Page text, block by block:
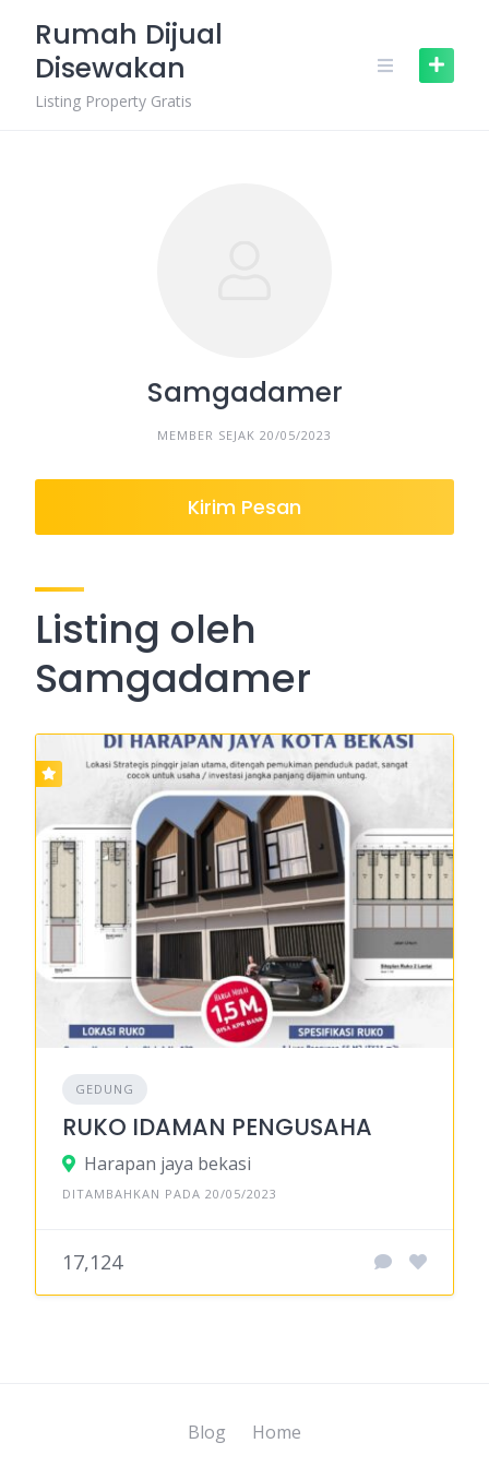
content
Rumah Dijual
Disewakan
Listing Property Gratis
Samgadamer
MEMBER SEJAK 20/05/2023
Kirim Pesan
Listing oleh
Samgadamer
GEDUNG
RUKO IDAMAN PENGUSAHA
Harapan jaya bekasi
DITAMBAHKAN PADA 20/05/2023
17,124
Blog Home